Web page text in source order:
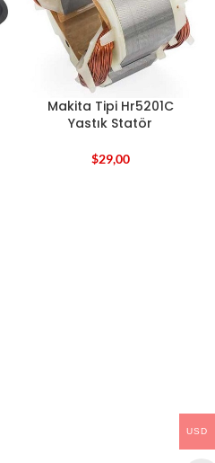
Makita Tipi Hr5201C
Yastık Statör
$29,00
USD